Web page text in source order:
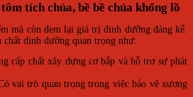
tích chúa, bề bề chúa khổng lồ
mà còn đem lại giá trị dinh dưỡng đáng kể.
dinh dưỡng quan trọng như:
cấp chất xây dựng cơ bắp và hỗ trợ sự phát
vai trò quan trọng trong việc bảo vệ xương